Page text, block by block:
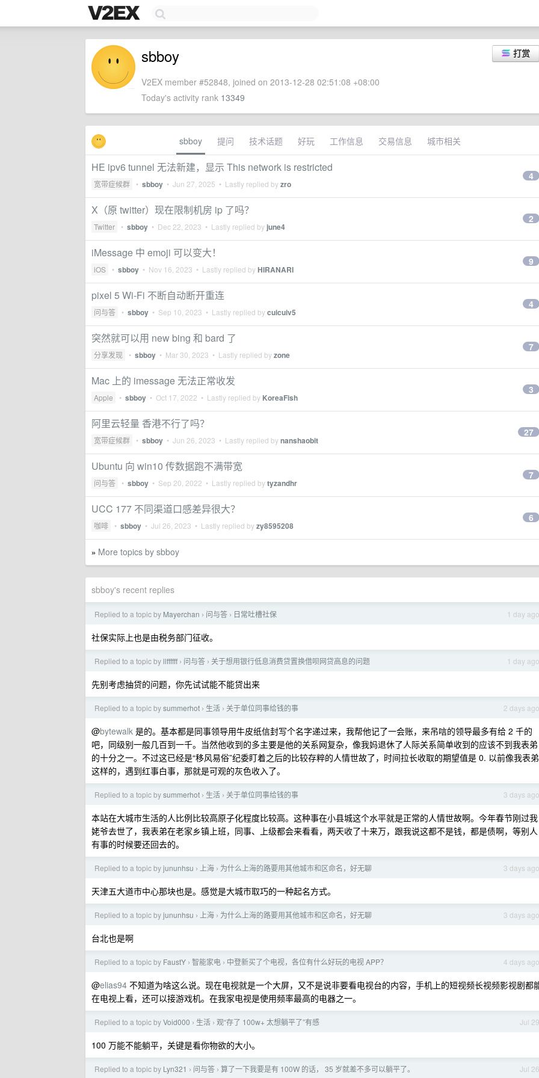
打赏
sbboy
V2EX member #52848, joined on 2013-12-28 02:51:08 +08:00
Today's activity rank 13349
sbboy 提问 技术话题 好玩 工作信息 交易信息 城市相关
HE ipv6 tunnel 无法新建，显示 This network is restricted
宽带症候群 • sbboy • Jun 27, 2025 • Lastly replied byzro
4
X（原 twitter）现在限制机房 ip 了吗？
Twitter • sbboy • Dec 22, 2023 • Lastly replied by june4
2
iMessage 中 emoji 可以变大！
iOS • sbboy • Nov 16, 2023 • Lastly replied byHIRANARI
9
pixel 5 Wi-Fi 不断自动断开重连
问与答 • sbboy • Sep 10, 2023 • Lastly replied bycuicuiv5
4
突然就可以用 new bing 和 bard 了
分享发现 • sbboy • Mar 30, 2023 • Lastly replied byzone
7
Mac 上的 imessage 无法正常收发
Apple • sbboy • Oct 17, 2022 • Lastly replied by KoreaFish
3
阿里云轻量 香港不行了吗？
宽带症候群 • sbboy • Jun 26, 2023 • Lastly replied bynanshaobit
27
Ubuntu 向 win10 传数据跑不满带宽
问与答 • sbboy • Sep 20, 2022 • Lastly replied bytyzandhr
7
UCC 177 不同渠道口感差异很大？
咖啡 • sbboy • Jul 26, 2023 • Lastly replied byzy8595208
6
» More topics by sbboy
sbboy's recent replies
1 day ago
Replied to a topic by Mayerchan › 问与答 › 日常吐槽社保
社保实际上也是由税务部门征收。
1 day ago
Replied to a topic by llffffff › 问与答 › 关于想用银行低息消费贷置换借呗网贷高息的问题
先别考虑抽贷的问题，你先试试能不能贷出来
2 days ago
Replied to a topic bysummerhot › 生活 › 关于单位同事给钱的事
@bytewalk 是的。基本都是同事领导用牛皮纸信封写个名字递过来，我帮他记了一会账，来吊唁的领导最多有给 2 千的
吧，同级别一般几百到一千。当然他收到的多主要是他的关系网复杂，像我妈退休了人际关系简单收到的应该不到我表弟
的十分之一。不过这已经是“移风易俗”纪委盯着之后的比较存粹的人情世故了，时间拉长收取的期望值是 0. 以前像我表弟
这样的，遇到红事白事，那就是可观的灰色收入了。
3 days ago
Replied to a topic bysummerhot › 生活 › 关于单位同事给钱的事
本站在大城市生活的人比例比较高原子化程度比较高。这种事在小县城这个水平就是正常的人情世故啊。今年春节刚过我
姥爷去世了，我表弟在老家乡镇上班，同事、上级都会来看看，两天收了十来万，跟我说这都不是钱，都是债啊，等别人
有事的时候要还回去的。
3 days ago
Replied to a topic byjununhsu › 上海 › 为什么上海的路要用其他城市和区命名，好无聊
天津五大道市中心那块也是。感觉是大城市取巧的一种起名方式。
3 days ago
Replied to a topic byjununhsu › 上海 › 为什么上海的路要用其他城市和区命名，好无聊
台北也是啊
4 days ago
Replied to a topic by FaustY › 智能家电 › 中登新买了个电视，各位有什么好玩的电视 APP？
@elias94 不知道为啥这么说。现在电视就是一个大屏，又不是说非要看电视台的内容，手机上的短视频长视频影视剧都
在电视上看，还可以接游戏机。在我家电视是使用频率最高的电器之一。
Jul 29
Replied to a topic byVoid000 › 生活 › 观“存了 100w+ 太想躺平了”有感
100 万能不能躺平，关键是看你物欲的大小。
Jul 26
Replied to a topic by Lyn321 › 问与答 › 算了一下我要是有 100W 的话， 35 岁就差不多可以躺平了。